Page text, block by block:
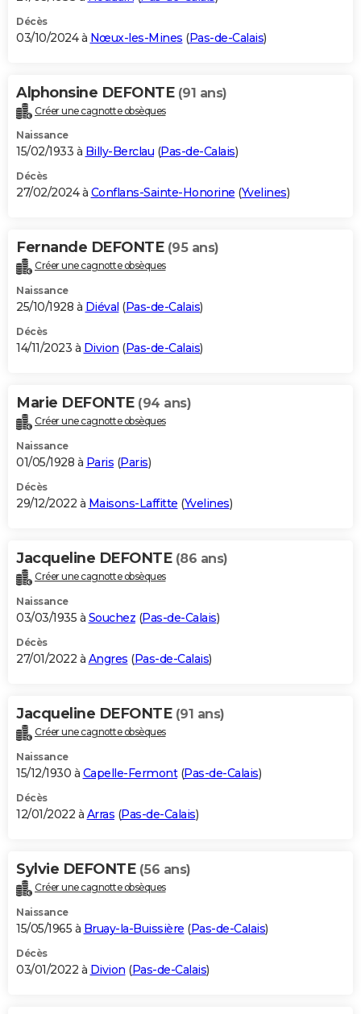
Décès
03/10/2024 à Nœux-les-Mines (Pas-de-Calais)
Alphonsine DEFONTE (91 ans)
Créer une cagnotte obsèques
Naissance
15/02/1933 à Billy-Berclau (Pas-de-Calais)
Décès
27/02/2024 à Conflans-Sainte-Honorine (Yvelines)
Fernande DEFONTE (95 ans)
Créer une cagnotte obsèques
Naissance
25/10/1928 à Diéval (Pas-de-Calais)
Décès
14/11/2023 à Divion (Pas-de-Calais)
Marie DEFONTE (94 ans)
Créer une cagnotte obsèques
Naissance
01/05/1928 à Paris (Paris)
Décès
29/12/2022 à Maisons-Laffitte (Yvelines)
Jacqueline DEFONTE (86 ans)
Créer une cagnotte obsèques
Naissance
03/03/1935 à Souchez (Pas-de-Calais)
Décès
27/01/2022 à Angres (Pas-de-Calais)
Jacqueline DEFONTE (91 ans)
Créer une cagnotte obsèques
Naissance
15/12/1930 à Capelle-Fermont(Pas-de-Calais)
Décès
12/01/2022 à Arras (Pas-de-Calais)
Sylvie DEFONTE (56 ans)
Créer une cagnotte obsèques
Naissance
15/05/1965 à Bruay-la-Buissière (Pas-de-Calais)
Décès
03/01/2022 à Divion (Pas-de-Calais)